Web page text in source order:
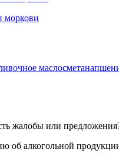
моркови
маслосметана
жалобы или
об алкогольной